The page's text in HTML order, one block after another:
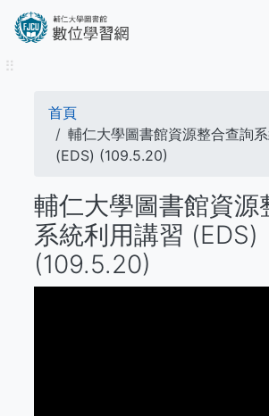
內
⠿
導
航
連
結
首頁
輔仁大學圖書館資源整合查詢
(EDS) (109.5.20)
輔仁大學圖書館資源
系統利用講習 (EDS)
(109.5.20)